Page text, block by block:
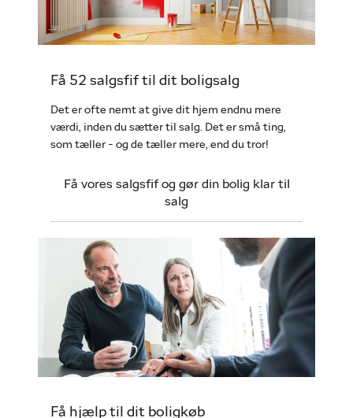
Få 52 salgsfif til dit boligsalg
Det er ofte nemt at give dit hjem endnu mere
værdi, inden du sætter til salg. Det er små ting,
som tæller - og de tæller mere, end du tror!
Få vores salgsfif og gør din bolig klar til
salg
Få hjælp til dit boligkøb